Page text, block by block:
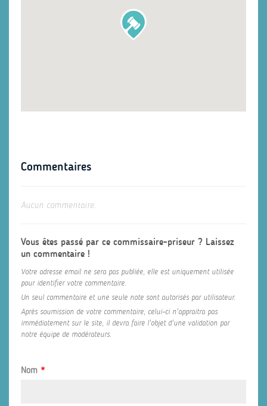
Commentaires
Aucun commentaire.
Vous êtes passé par ce commissaire-priseur ? Laissez
un commentaire !
Votre adresse email ne sera pas publiée, elle est uniquement utilisée
pour identifier votre commentaire.
Un seul commentaire et une seule note sont autorisés par utilisateur.
Après soumission de votre commentaire, celui-ci n'appraitra pas
immédiatement sur le site, il devra faire l'objet d'une validation par
notre équipe de modérateurs.
Nom *